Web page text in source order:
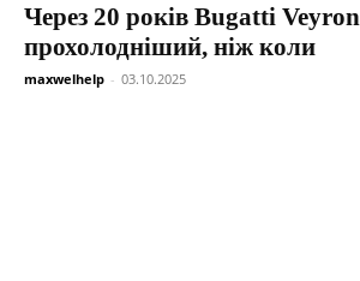
Через 20 років Bugatti Veyron
прохолодніший, ніж коли
maxwelhelp - 03.10.2025